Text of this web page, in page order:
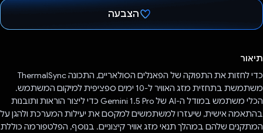
הצבעה
תיאור
כדי לחזות את התפוקה של הפאנלים הסולאריים, התכונה ThermalSync
משתמשת בתחזית מזג האוויר ל-10 ימים ספציפית למיקום המשתמש.
הכלי משתמש במודל ה-AI של Gemini 1.5 Pro כדי ליצור הוראות ותובנות
בהתאמה אישית, שיעזרו למשתמשים למקסם את יעילות המערכת ולהגן על
המתקנים שלהם במהלך תנאי מזג אוויר קיצוניים. בנוסף, הפלטפורמה כוללת